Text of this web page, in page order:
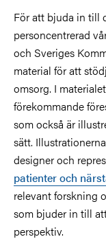
För att bjuda in till
personcentrerad
och Sveriges
material för att
omsorg. I
förekommande
som också är
sätt.
designer och
patienter och
relevant forskning
som bjuder in till
perspektiv.